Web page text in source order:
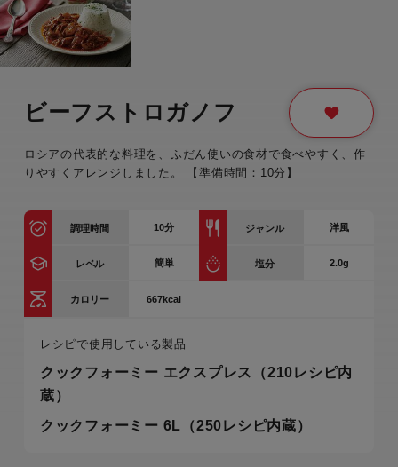
ビーフストロガノフ
ロシアの代表的な料理を、ふだん使いの食材で食べやすく、作
りやすくアレンジしました。 【準備時間：10分】
調理時間 10分 ジャンル 洋風
レベル 簡単 塩分 2.0g
カロリー 667kcal
レシピで使用している製品
クックフォーミー エクスプレス（210レシピ内
蔵）
クックフォーミー 6L（250レシピ内蔵）